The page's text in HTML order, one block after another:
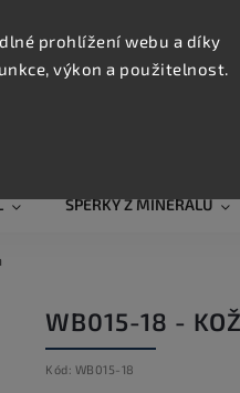
prohlížení webu a díky
výkon a použitelnost.
ŠPERKY Z MINERÁLŮ
WB015-18 -
Kód: WB015-18